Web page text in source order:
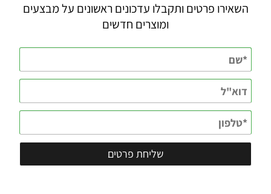
השאירו פרטים ותקבלו עדכונים ראשונים על מבצעים
ומוצרים חדשים